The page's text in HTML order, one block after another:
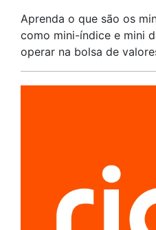
Aprenda o que são os
como mini-índice e mini
operar na bolsa de